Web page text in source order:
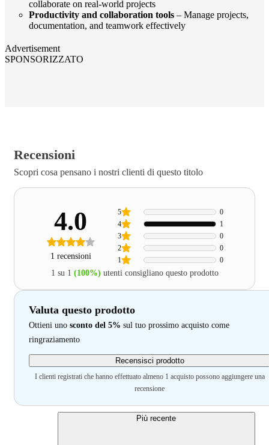
collaborate on real-world projects
Productivity and collaboration tools – Manage projects,
documentation, and teamwork effectively
Advertisement
SPONSORIZZATO
Recensioni
Scopri cosa pensano i nostri clienti di questo titolo
4.0
1 recensioni 1 0
2 0
3 0
4 1
5 0
1 su 1 (100%) utenti consigliano questo prodotto
Valuta questo prodotto
Ottieni uno sconto del 5% sul tuo prossimo acquisto come
ringraziamento
Recensisci prodotto
I clienti registrati che hanno effettuato almeno 1 acquisto possono aggiungere una
recensione
Più recente